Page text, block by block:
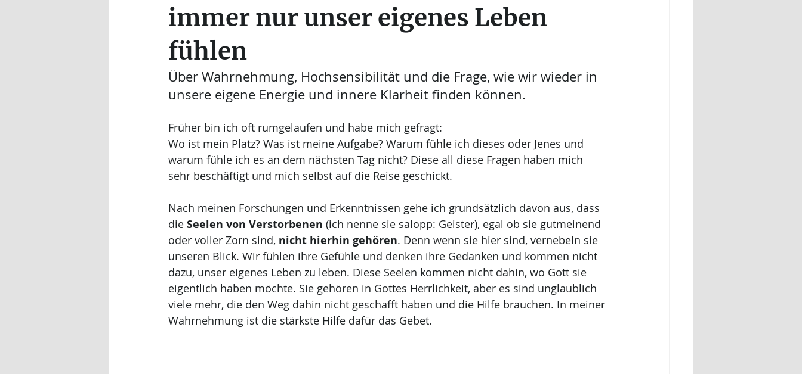
immer nur unser eigenes Leben
fühlen
Über Wahrnehmung, Hochsensibilität und die Frage, wie wir wieder in
unsere eigene Energie und innere Klarheit finden können.
Früher bin ich oft rumgelaufen und habe mich gefragt:
Wo ist mein Platz? Was ist meine Aufgabe? Warum fühle ich dieses oder Jenes und
warum fühle ich es an dem nächsten Tag nicht? Diese all diese Fragen haben mich
sehr beschäftigt und mich selbst auf die Reise geschickt.
Nach meinen Forschungen und Erkenntnissen gehe ich grundsätzlich davon aus, dass
die Seelen von Verstorbenen (ich nenne sie salopp: Geister), egal ob sie gutmeinend
oder voller Zorn sind, nicht hierhin gehören. Denn wenn sie hier sind, vernebeln sie
unseren Blick. Wir fühlen ihre Gefühle und denken ihre Gedanken und kommen nicht
dazu, unser eigenes Leben zu leben. Diese Seelen kommen nicht dahin, wo Gott sie
eigentlich haben möchte. Sie gehören in Gottes Herrlichkeit, aber es sind unglaublich
viele mehr, die den Weg dahin nicht geschafft haben und die Hilfe brauchen. In meiner
Wahrnehmung ist die stärkste Hilfe dafür das Gebet.